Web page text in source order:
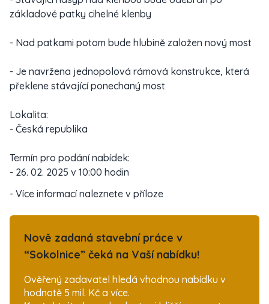
základové patky cihelné klenby
- Nad patkami potom bude hlubině založen nový most
- Je navržena jednopolová rámová konstrukce, která
překlene stávající ponechaný most
Lokalita:
- Česká republika
Termín pro podání nabídek:
- 26. 02. 2025 v 10:00 hodin
- Více informací naleznete v příloze
Nově zadaná stavební práce v
“Sokolnice” čeká na Vaší nabídku!
Ověřený zadavatel hledá vhodnou nabídku v
hodnotě 5 mil. Kč a více.